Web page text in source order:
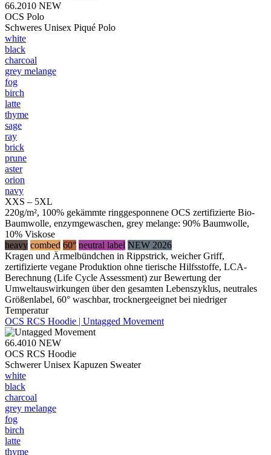
66.2010 NEW
OCS Polo
Schweres Unisex Piqué Polo
white
black
charcoal
grey melange
fog
birch
latte
thyme
sage
ray
brick
prune
aster
orion
navy
XXS – 5XL
220g/m², 100% gekämmte ringgesponnene OCS zertifizierte Bio-
Baumwolle, enzymgewaschen, grey melange: 90% Baumwolle,
10% Viskose
heavy combed 60° neutral label NEW 2026
Kragen und Ärmelbündchen in Rippstrick, weicher Griff,
zertifizierte vegane Produktion ohne tierische Hilfsstoffe, LCA-
Berechnung (Life Cycle Assessment) zur Bewertung der
Umweltauswirkungen über den gesamten Lebenszyklus, neutrales
Größenlabel, 60° waschbar, trocknergeeignet bei niedriger
Temperatur
OCS RCS Hoodie | Untagged Movement
66.4010 NEW
OCS RCS Hoodie
Schwerer Unisex Kapuzen Sweater
white
black
charcoal
grey melange
fog
birch
latte
thyme